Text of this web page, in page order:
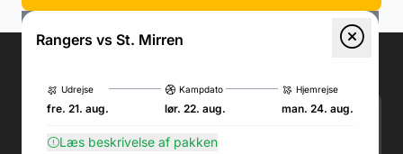
Rangers vs St. Mirren
Udrejse
fre. 21. aug.
Kampdato
lør. 22. aug.
Hjemrejse
man. 24. aug.
Læs beskrivelse af pakken
Email:kundeservice@fodboldpakker.dk